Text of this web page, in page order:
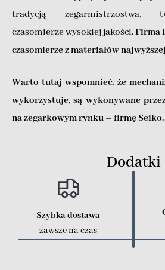
tradycją zegarmistrzostwa,
czasomierze wysokiej jakości.Firma
czasomierze z materiałów
Warto tutaj wspomnieć, że
wykorzystuje, są wykonywane
na zegarkowym rynku – firmę Seiko.
Dodatki
Szybka dostawa
zawsze na czas